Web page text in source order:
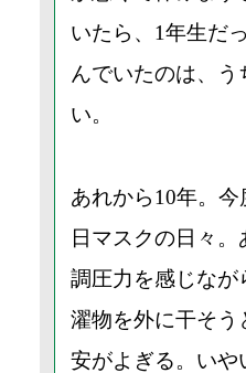
いたら、1年生だ
んでいたのは、う
い。
あれから10年。
日マスクの日々
調圧力を感じなが
濯物を外に干そう
安がよぎる。いや